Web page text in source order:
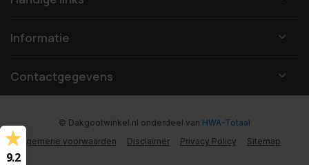
Informatie
Contactgegevens
Algemene voorwaarden Disclaimer Privacy Policy Sitemap
© Dakgootwinkel.nl onderdeel van HWA-Totaal
9.2